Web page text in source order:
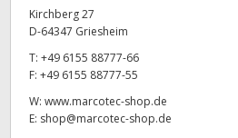
UAE
Ukraine
United Kingdom
Kirchberg 27
D-64347 Griesheim
T: +49 6155 88777-66
F: +49 6155 88777-55
W: www.marcotec-shop.de
E: shop@marcotec-shop.de